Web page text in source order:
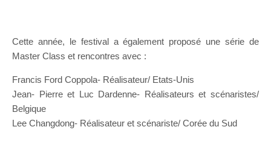
Cette année, le festival a également proposé une série de
Master Class et rencontres avec :
Francis Ford Coppola- Réalisateur/ Etats-Unis
Jean- Pierre et Luc Dardenne- Réalisateurs et scénaristes/
Belgique
Lee Changdong- Réalisateur et scénariste/ Corée du Sud